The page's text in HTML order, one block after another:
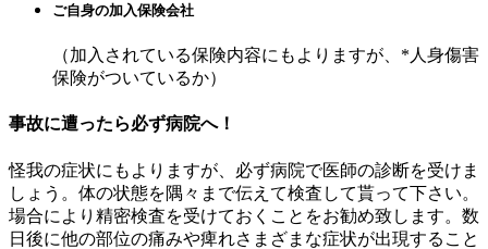
ご自身の加入保険会社
（加入されている保険内容にもよりますが、*人身傷害
保険がついているか）
事故に遭ったら必ず病院へ！
怪我の症状にもよりますが、必ず病院で医師の診断を受けま
しょう。体の状態を隅々まで伝えて検査して貰って下さい。
場合により精密検査を受けておくことをお勧め致します。数
日後に他の部位の痛みや痺れさまざまな症状が出現すること